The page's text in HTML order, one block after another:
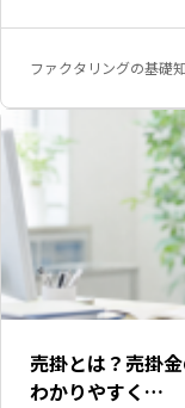
ファクタリングの基礎
売掛とは？売掛
わかりやすく…